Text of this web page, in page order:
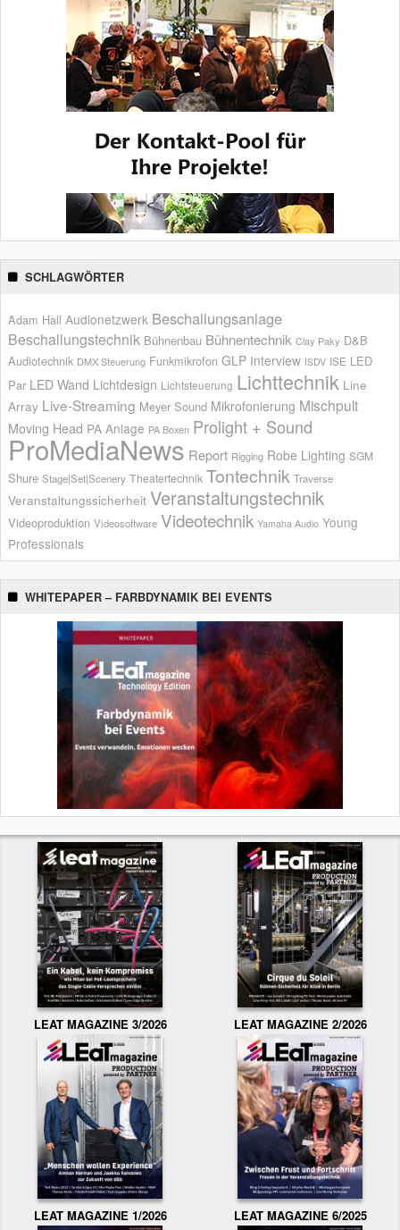
SCHLAGWÖRTER
Adam Hall Audionetzwerk Beschallungsanlage
Beschallungstechnik Bühnenbau Bühnentechnik Clay Paky D&B
Audiotechnik DMX Steuerung Funkmikrofon GLP Interview ISDV ISE LED
Par LED Wand Lichtdesign Lichtsteuerung Lichttechnik Line
Array Live-Streaming Meyer Sound Mikrofonierung Mischpult
Moving Head PA Anlage PA Boxen Prolight + Sound
ProMediaNews Report Rigging Robe Lighting SGM
Shure Stage|Set|Scenery Theatertechnik Tontechnik Traverse
Veranstaltungssicherheit Veranstaltungstechnik
Videoproduktion Videosoftware Videotechnik Yamaha Audio Young
Professionals
WHITEPAPER – FARBDYNAMIK BEI EVENTS
LEAT MAGAZINE 3/2026 LEAT MAGAZINE 2/2026
LEAT MAGAZINE 1/2026 LEAT MAGAZINE 6/2025